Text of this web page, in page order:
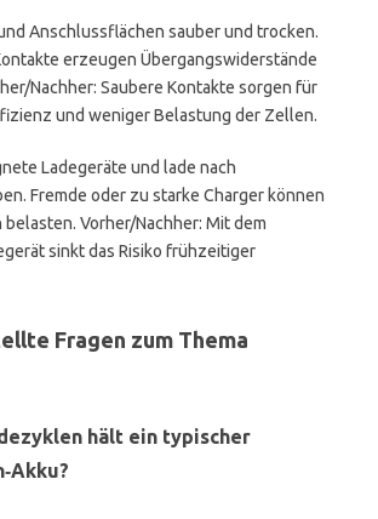
Anschlussflächen sauber und trocken.
erzeugen Übergangswiderstände
Nachher: Saubere Kontakte sorgen für
und weniger Belastung der Zellen.
Ladegeräte und lade nach
Fremde oder zu starke Charger können
Vorher/Nachher: Mit dem
sinkt das Risiko frühzeitiger
Fragen zum Thema
hält ein typischer